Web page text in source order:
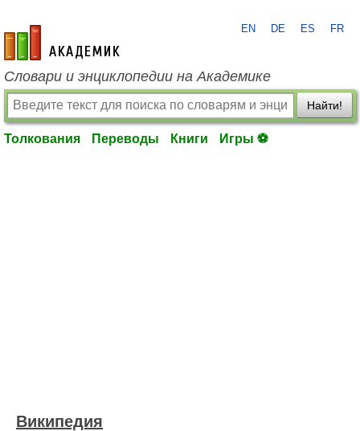
academic.ru
EN DE ES FR
Словари и энциклопедии на Академике
Найти!
Толкования Переводы Книги Игры ⚽
Википедия